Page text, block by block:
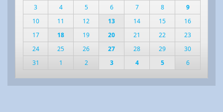
3
4 5 6 7 8
9
10
11 12 13 14 15
16
17
18 19 20 21 22
23
24
25 26 27 28 29
30
31
1 2 3 4 5 6